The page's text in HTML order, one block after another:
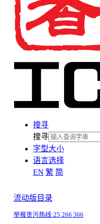
搜寻
搜寻
字型大小
语言选择
EN 繁 简
流动版目录
举报贪污热线:25 266 366